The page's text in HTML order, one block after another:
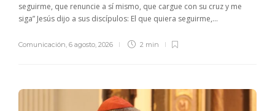
seguirme, que renuncie a sí mismo, que cargue con su cruz y me
siga” Jesús dijo a sus discípulos: El que quiera seguirme,...
Comunicación, 6 agosto, 2026 2 min